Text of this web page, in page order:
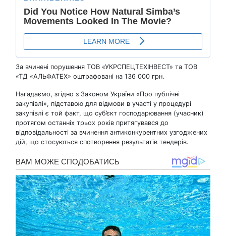
За вчинені порушення ТОВ «УКРСПЕЦТЕХІНВЕСТ» та ТОВ
«ТД «АЛЬФАТЕХ» оштрафовані на 136 000 грн.
Нагадаємо, згідно з Законом України «Про публічні
закупівлі», підставою для відмови в участі у процедурі
закупівлі є той факт, що суб’єкт господарювання (учасник)
протягом останніх трьох років притягувався до
відповідальності за вчинення антиконкурентних узгоджених
дій, що стосуються спотворення результатів тендерів.